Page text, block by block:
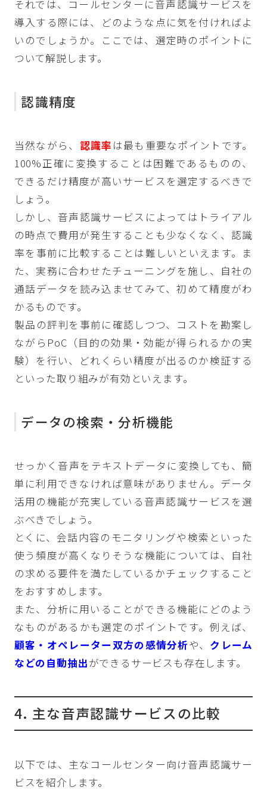
それでは、コールセンターに音声認識サービスを
導入する際には、どのような点に気を付ければよ
いのでしょうか。ここでは、選定時のポイントに
ついて解説します。
認識精度
当然ながら、 認識率 は最も重要なポイントです。
100%正確に変換することは困難であるものの、
できるだけ精度が高いサービスを選定するべきで
しょう。
しかし、音声認識サービスによってはトライアル
の時点で費用が発生することも少なくなく、認識
率を事前に比較することは難しいといえます。ま
た、実務に合わせたチューニングを施し、自社の
通話データを読み込ませてみて、初めて精度がわ
かるものです。
製品の評判を事前に確認しつつ、コストを勘案し
ながらPoC（目的の効果・効能が得られるかの実
験）を行い、どれくらい精度が出るのか検証する
といった取り組みが有効といえます。
データの検索・分析機能
せっかく音声をテキストデータに変換しても、簡
単に利用できなければ意味がありません。データ
活用の機能が充実している音声認識サービスを選
ぶべきでしょう。
とくに、会話内容のモニタリングや検索といった
使う頻度が高くなりそうな機能については、自社
の求める要件を満たしているかチェックすること
をおすすめします。
また、分析に用いることができる機能にどのよう
なものがあるかも選定のポイントです。例えば、
顧客・オペレーター双方の感情分析や、 クレーム
などの自動抽出ができるサービスも存在します。
4. 主な音声認識サービスの比較
以下では、主なコールセンター向け音声認識サー
ビスを紹介します。